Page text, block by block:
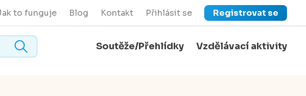
to funguje Blog Kontakt Přihlásit se Registrovat se
Soutěže/Přehlídky Vzdělávací aktivity